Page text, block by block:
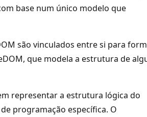
base num único modelo que
são vinculados entre si para
que modela a estrutura de
representar a estrutura lógica do
programação específica. O